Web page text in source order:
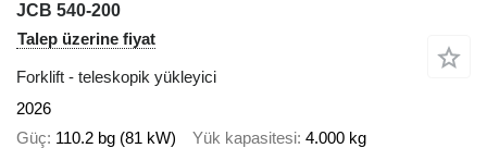
JCB 540-200
Talep üzerine fiyat
Forklift - teleskopik yükleyici
2026
Güç 110.2 bg (81 kW) Yük kapasitesi 4.000 kg